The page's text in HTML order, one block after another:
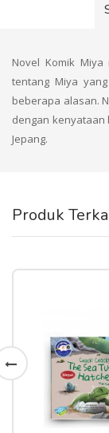
Novel Komik
tentang Miya
beberapa alasan.
dengan kenyataan
Jepang.
Produk